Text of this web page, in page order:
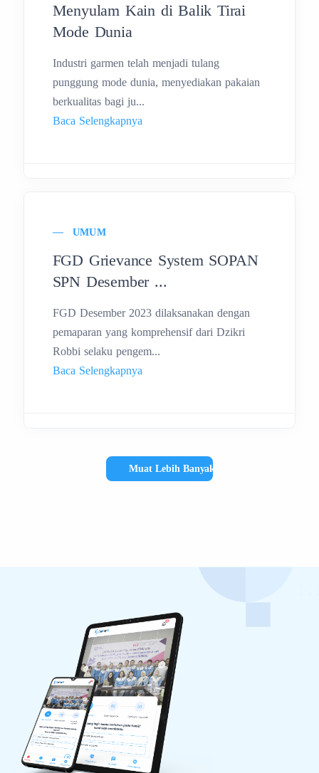
Menyulam Kain di Balik Tirai
Mode Dunia
Industri garmen telah menjadi tulang
punggung mode dunia, menyediakan pakaian
berkualitas bagi ju...
Baca Selengkapnya
UMUM
FGD Grievance System SOPAN
SPN Desember ...
FGD Desember 2023 dilaksanakan dengan
pemaparan yang komprehensif dari Dzikri
Robbi selaku pengem...
Baca Selengkapnya
Muat Lebih Banyak